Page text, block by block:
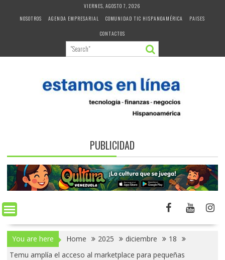
VIERNES, AGOSTO 7, 2026
NOSOTROS
AGENDA EMPRESARIAL COMUNIDAD TIC HISPANOAMÉRICA
PAISES
CONTACTOS
PUBLICIDAD
You are here Home 2025 diciembre
18
Temu amplía el acceso al marketplace para pequeñas